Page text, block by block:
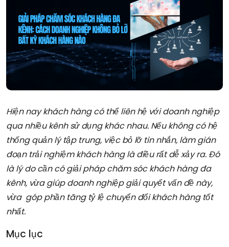
Hiện nay khách hàng có thể liên hệ với doanh nghiệp
qua nhiều kênh sử dụng khác nhau. Nếu không có hệ
thống quản lý tập trung, việc bỏ lỡ tin nhắn, làm gián
đoạn trải nghiệm khách hàng là điều rất dễ xảy ra. Đó
là lý do cần có giải pháp chăm sóc khách hàng đa
kênh, vừa giúp doanh nghiệp giải quyết vấn đề này,
vừa góp phần tăng tỷ lệ chuyển đổi khách hàng tốt
nhất.
Mục lục